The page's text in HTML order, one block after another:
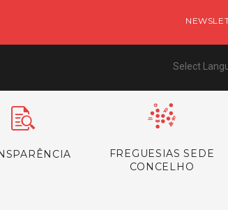
Select
FREGUESIAS SEDE
CONCELHO